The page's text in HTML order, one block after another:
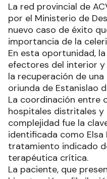
La red provincial de
por el Ministerio de
nuevo caso de éxito
importancia de la
En esta oportunidad,
efectores del interior
la recuperación de
oriunda de Estanislao
La coordinación entre
hospitales distritales
complejidad fue la
identificada como Elsa
tratamiento indicado
terapéutica crítica.
La paciente, que